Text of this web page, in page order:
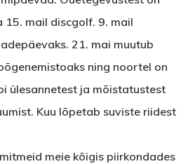
15. mail discgolf. 9. mail
21. mai muutub
ning noortel on
ülesannetest ja mõistatustest
Kuu lõpetab suviste riidest
meie kõigis piirkondades